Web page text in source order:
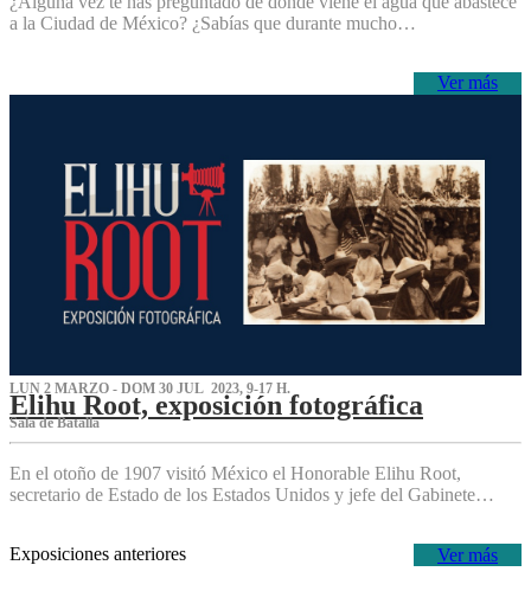
a la Ciudad de México? ¿Sabías que durante mucho…
Ver más
LUN 2 MARZO - DOM 30 JUL 2023, 9-17 H.
Elihu Root, exposición fotográfica
Sala de Batalla
En el otoño de 1907 visitó México el Honorable Elihu Root,
secretario de Estado de los Estados Unidos y jefe del Gabinete…
Ver más
Exposiciones anteriores